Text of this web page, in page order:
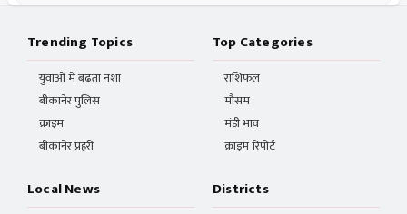
Trending Topics
युवाओं में बढ़ता नशा
बीकानेर पुलिस
क्राइम
बीकानेर प्रहरी
Top Categories
राशिफल
मौसम
मंडी भाव
क्राइम रिपोर्ट
Local News Districts